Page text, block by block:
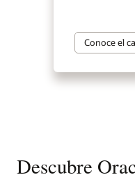
Conoce el
Descubre